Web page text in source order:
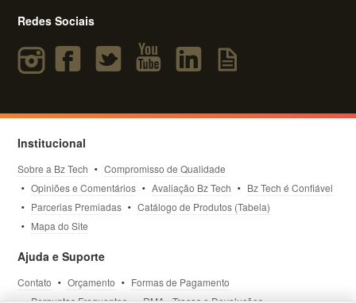
Redes Sociais
Institucional
Sobre a Bz Tech
Compromisso de Qualidade
Opiniões e Comentários
Avaliação Bz Tech
Bz Tech é Confiável
Parcerias Premiadas
Catálogo de Produtos (Tabela)
Mapa do Site
Ajuda e Suporte
Contato Orçamento
Formas de Pagamento